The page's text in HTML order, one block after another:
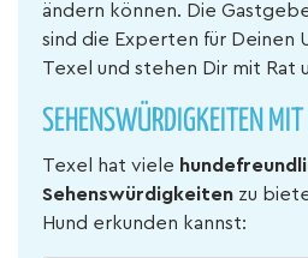
ändern können. Die
sind die Experten für Deinen
Texel und stehen Dir mit Rat
SEHENSWÜRDIGKEITEN
Texel hat viele
Sehenswürdigkeiten zu
Hund erkunden kannst: